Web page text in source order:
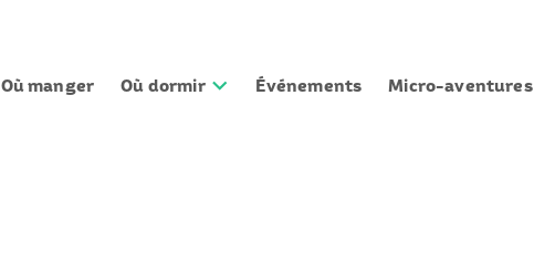
Où manger Où dormir Événements Micro-aventures